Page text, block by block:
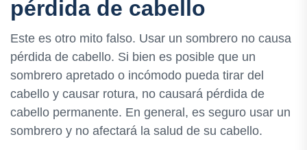
pérdida de cabello
Este es otro mito falso. Usar un sombrero no causa
pérdida de cabello. Si bien es posible que un
sombrero apretado o incómodo pueda tirar del
cabello y causar rotura, no causará pérdida de
cabello permanente. En general, es seguro usar un
sombrero y no afectará la salud de su cabello.